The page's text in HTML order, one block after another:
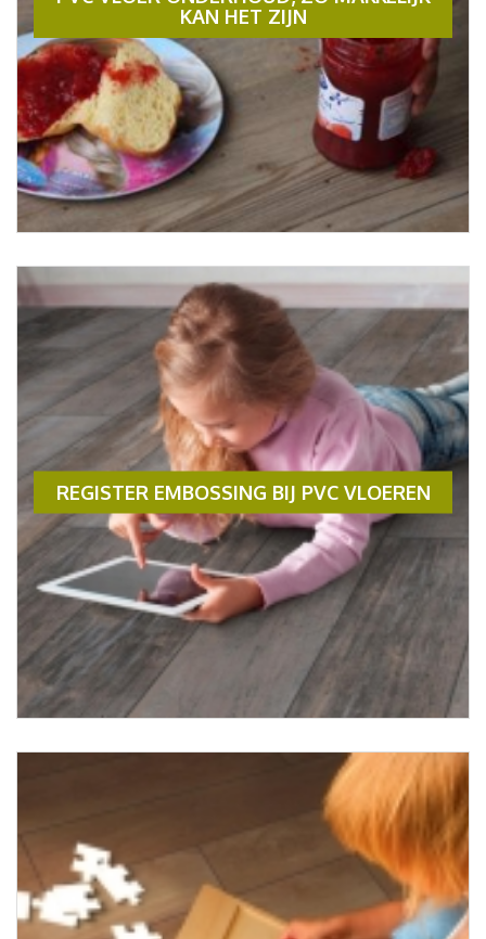
KAN HET ZIJN
REGISTER EMBOSSING BIJ PVC VLOEREN